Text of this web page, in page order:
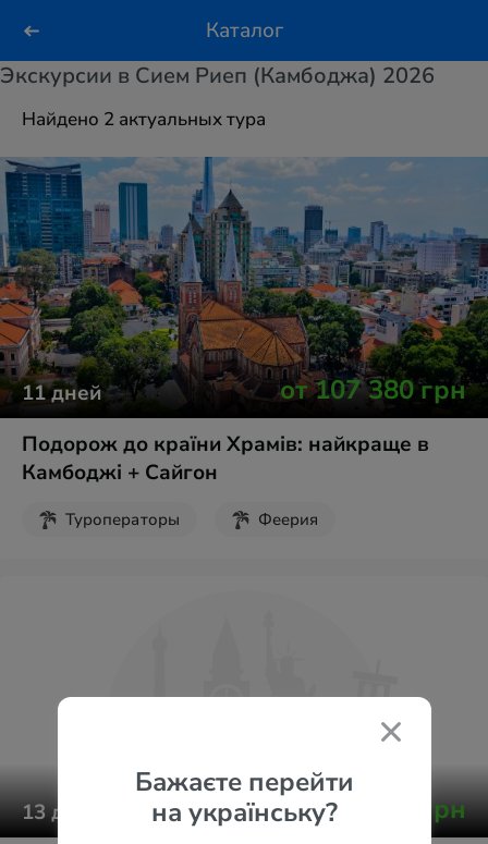
Каталог
Экскурсии в Сием Риеп (Камбоджа) 2026
Найдено 2 актуальных тура
11дней от107 380грн
Подорож до країни Храмів: найкраще в
Камбоджі + Сайгон
Туроператоры Феерия
13дней от134 236 грн
Бажаєте перейти
на українську?